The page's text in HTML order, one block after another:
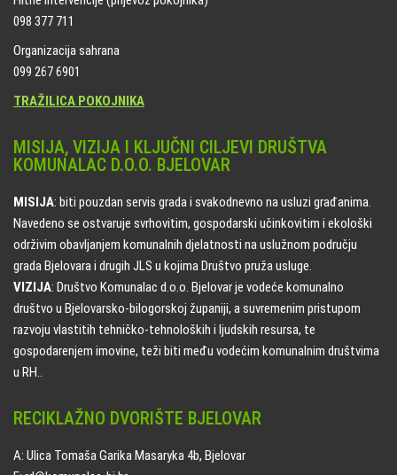
098 377 711
Organizacija sahrana
099 267 6901
TRAŽILICA POKOJNIKA
MISIJA, VIZIJA I KLJUČNI CILJEVI DRUŠTVA
KOMUNALAC D.O.O. BJELOVAR
MISIJA: biti pouzdan servis grada i svakodnevno na usluzi građanima.
Navedeno se ostvaruje svrhovitim, gospodarski učinkovitim i ekološki
održivim obavljanjem komunalnih djelatnosti na uslužnom području
grada Bjelovara i drugih JLS u kojima Društvo pruža usluge.
VIZIJA: Društvo Komunalac d.o.o. Bjelovar je vodeće komunalno
društvo u Bjelovarsko-bilogorskoj županiji, a suvremenim pristupom
razvoju vlastitih tehničko-tehnoloških i ljudskih resursa, te
gospodarenjem imovine, teži biti među vodećim komunalnim društvima
u RH..
RECIKLAŽNO DVORIŠTE BJELOVAR
A: Ulica Tomaša Garika Masaryka 4b, Bjelovar